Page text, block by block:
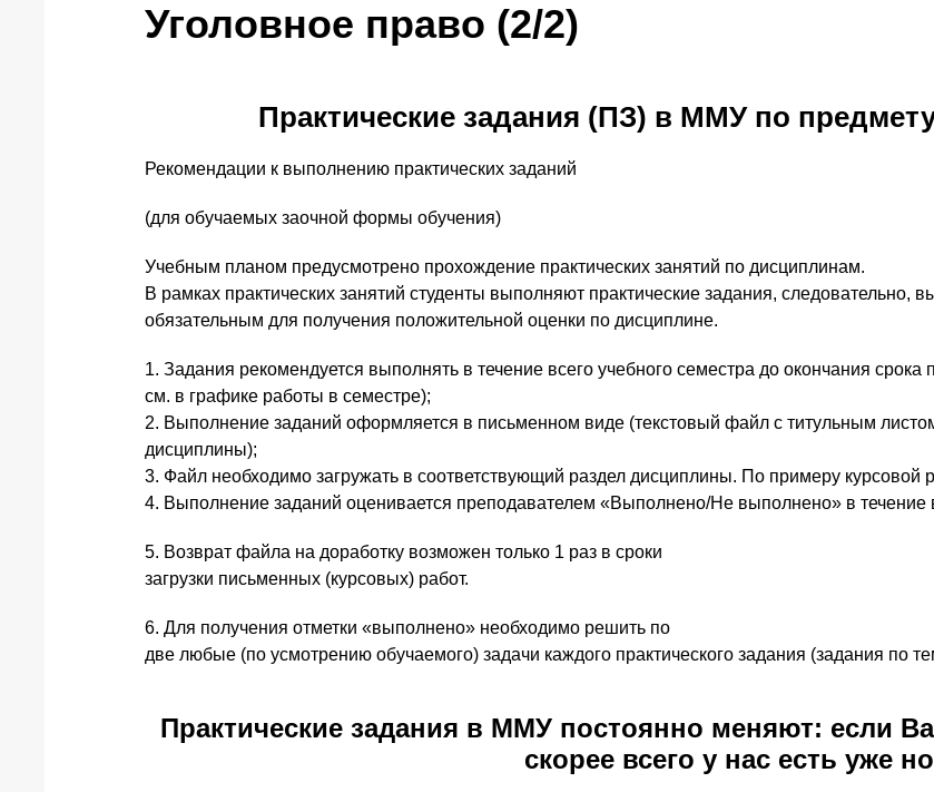
Уголовное право (2/2)
Практические задания (ПЗ) в ММУ по
Рекомендации к выполнению практических заданий
(для обучаемых заочной формы обучения)
Учебным планом предусмотрено прохождение практических занятий по дисциплинам.
В рамках практических занятий студенты выполняют практические задания, следовательно,
обязательным для получения положительной оценки по дисциплине.
1. Задания рекомендуется выполнять в течение всего учебного семестра до окончания
см. в графике работы в семестре);
2. Выполнение заданий оформляется в письменном виде (текстовый файл с титульным
дисциплины);
3. Файл необходимо загружать в соответствующий раздел дисциплины. По примеру курсовой
4. Выполнение заданий оценивается преподавателем «Выполнено/Не выполнено» в течение
5. Возврат файла на доработку возможен только 1 раз в сроки
загрузки письменных (курсовых) работ.
6. Для получения отметки «выполнено» необходимо решить по
две любые (по усмотрению обучаемого) задачи каждого практического задания (задания по
Практические задания в ММУ постоянно меняют: если
скорее всего у нас есть уже